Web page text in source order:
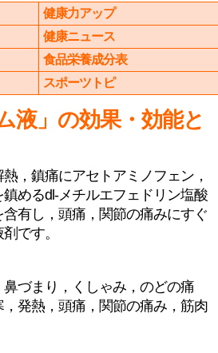
健康力アップ
健康ニュース
食品栄養成分表
スポーツトピ
液」の効果・効能と
，鎮痛にアセトアミノフェン，
めるdl-メチルエフェドリン塩酸
有し，頭痛，関節の痛みにすぐ
です。
づまり，くしゃみ，のどの痛
発熱，頭痛，関節の痛み，筋肉